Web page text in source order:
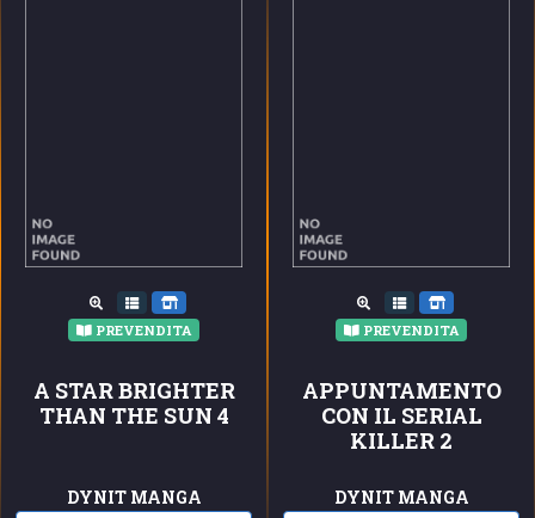
PREVENDITA
A STAR BRIGHTER
THAN THE SUN 4
DYNIT MANGA
PREVENDITA
APPUNTAMENTO
CON IL SERIAL
KILLER 2
DYNIT MANGA